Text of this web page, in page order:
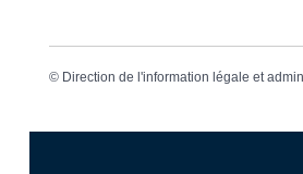
© Direction de l'information légale et